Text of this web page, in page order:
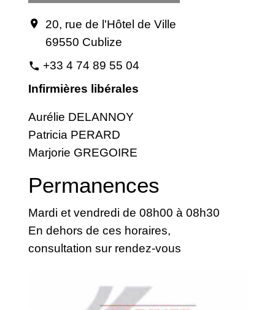
location_on
20, rue de l'Hôtel de Ville
69550 Cublize
phone +33 4 74 89 55 04
Infirmières libérales
Aurélie DELANNOY
Patricia PERARD
Marjorie GREGOIRE
Permanences
Mardi et vendredi de 08h00 à 08h30
En dehors de ces horaires,
consultation sur rendez-vous